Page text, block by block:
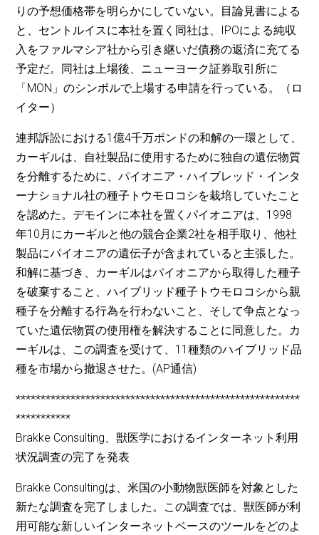
りの予想価格帯を明らかにしていない。目論見書による
と、セントルイスに本社を置く同社は、IPOによる純収
入をファルマシア社から引き継いだ債務の返済に充てる
予定だ。同社は上場後、ニューヨーク証券取引所に
「MON」のシンボルで上場する申請を行っている。（ロ
イター）
連邦訴訟における1億4千万ポンドの和解の一環として、
カーギルは、自社製品に使用するために独自の遺伝物質
を分離するために、パイオニア・ハイブレッド・インタ
ーナショナル社の種子トウモロコシを栽培していたこと
を認めた。デモインに本社を置くパイオニアは、1998
年10月にカーギルと他の競合企業2社を相手取り、他社
製品にパイオニアの遺伝子が含まれていると主張した。
和解に基づき、カーギルはパイオニアから取得した種子
を破棄すること、ハイブリッド種子トウモロコシから親
種子を分離する行為を行わないこと、そして争点となっ
ていた遺伝物質の使用権を解決することに同意した。カ
ーギルは、この調査を受けて、11種類のハイブリッド品
種を市場から撤退させた。(AP通信)
*********************************************************
***********
Brakke Consulting、獣医学におけるインターネット利用
状況調査の完了を発表
Brakke Consultingは、米国の小動物獣医師を対象とした
新たな調査を完了しました。この調査では、獣医師が利
用可能な新しいインターネットベースのツールをどのよ